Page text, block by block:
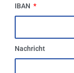
IBAN
Nachricht